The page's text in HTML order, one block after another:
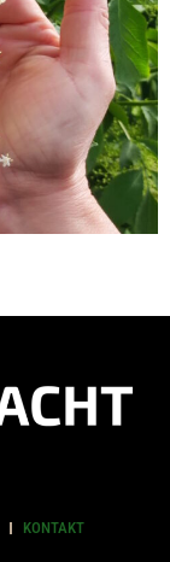
KONTAKT